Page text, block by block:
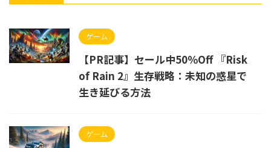
ゲーム
【PR記事】セール中50％Off 『Risk
of Rain 2』生存戦略：未知の惑星で
生き延びる方法
ゲーム